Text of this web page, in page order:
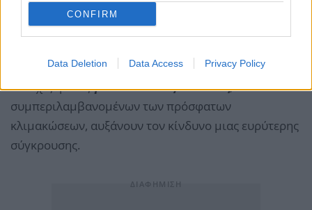
CONFIRM
Data Deletion Data Access Privacy Policy
επίσης την ανατίμηση του χρυσού, καθώς οι
συνεχιζόμενεςγεωπολιτικές εντάσεις,
συμπεριλαμβανομένων των πρόσφατων
κλιμακώσεων, αυξάνουν τον κίνδυνο μιας ευρύτερης
σύγκρουσης.